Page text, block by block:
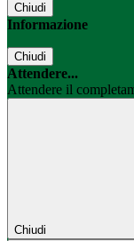
Chiudi
Informazione
Chiudi
Attendere...
Attendere il
Chiudi